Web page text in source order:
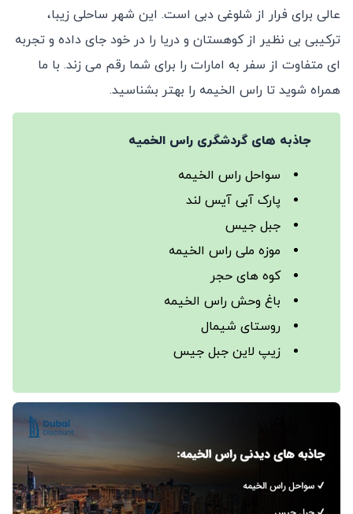
عالی برای فرار از شلوغی دبی است. این شهر ساحلی زیبا،
ترکیبی بی‌ نظیر از کوهستان و دریا را در خود جای داده و تجربه
‌ای متفاوت از سفر به امارات را برای شما رقم می ‌زند. با ما
همراه شوید تا راس الخیمه را بهتر بشناسید.
جاذبه های گردشگری راس الخمیه
سواحل راس الخیمه
پارک آبی آیس لند
جبل جیس
موزه ملی راس الخیمه
کوه‌ های حجر
باغ‌ وحش راس الخیمه
روستای شیمال
زیپ ‌لاین جبل جیس